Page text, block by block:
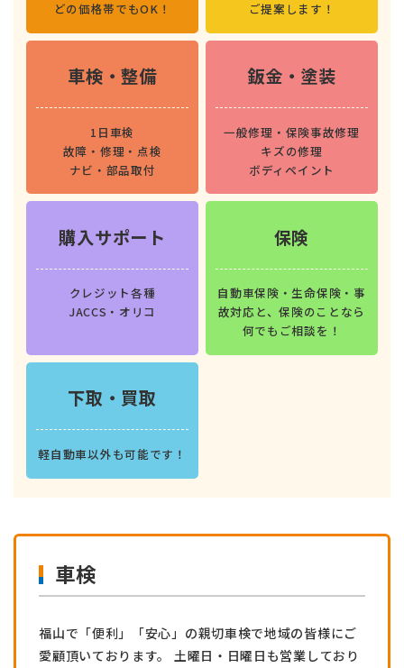
どの価格帯でもOK！
ご提案します！
車検・整備
1日車検
故障・修理・点検
ナビ・部品取付
鈑金・塗装
一般修理・保険事故修理
キズの修理
ボディペイント
購入サポート
クレジット各種
JACCS・オリコ
保険
自動車保険・生命保険・事
故対応と、保険のことなら
何でもご相談を！
下取・買取
軽自動車以外も可能です！
車検
福山で「便利」「安心」の親切車検で地域の皆様にご
愛顧頂いております。 土曜日・日曜日も営業しており